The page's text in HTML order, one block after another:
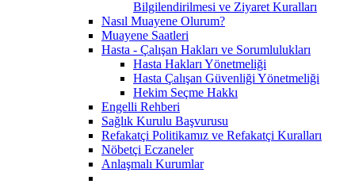
Bilgilendirilmesi ve Ziyaret Kuralları
Nasıl Muayene Olurum?
Muayene Saatleri
Hasta - Çalışan Hakları ve Sorumlulukları
Hasta Hakları Yönetmeliği
Hasta Çalışan Güvenliği Yönetmeliği
Hekim Seçme Hakkı
Engelli Rehberi
Sağlık Kurulu Başvurusu
Refakatçi Politikamız ve Refakatçi Kuralları
Nöbetçi Eczaneler
Anlaşmalı Kurumlar